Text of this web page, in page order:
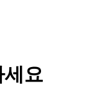
요